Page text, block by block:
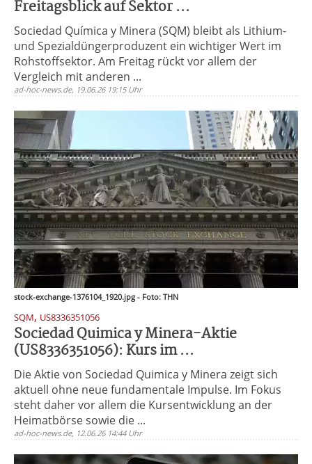
Freitagsblick auf Sektor ...
Sociedad Química y Minera (SQM) bleibt als Lithium-
und Spezialdüngerproduzent ein wichtiger Wert im
Rohstoffsektor. Am Freitag rückt vor allem der
Vergleich mit anderen ...
ad-hoc-news.de, 19.06.26 19:15 Uhr
stock-exchange-1376104_1920.jpg - Foto: THN
SQM, US8336351056
Sociedad Quimica y Minera-Aktie
(US8336351056): Kurs im ...
Die Aktie von Sociedad Quimica y Minera zeigt sich
aktuell ohne neue fundamentale Impulse. Im Fokus
steht daher vor allem die Kursentwicklung an der
Heimatbörse sowie die ...
ad-hoc-news.de, 12.06.26 14:44 Uhr